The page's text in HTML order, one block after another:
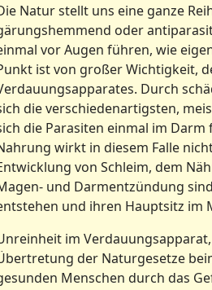
Natur stellt uns eine ganze
oder
vor Augen führen, wie
ist von großer Wichtigkeit,
Durch
die verschiedenartigsten,
die Parasiten einmal im
wirkt in diesem Falle
von Schleim, dem
und Darmentzündung
und ihren Hauptsitz im
im
der Naturgesetze
Menschen durch das